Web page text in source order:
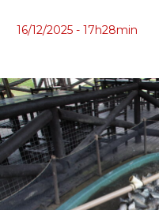
16/12/2025 - 17h28min